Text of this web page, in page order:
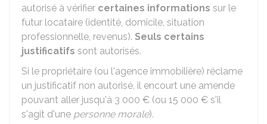
autorisé à vérifier certaines informations sur le
futur locataire (identité, domicile, situation
professionnelle, revenus). Seuls certains
justificatifs sont autorisés.
Si le propriétaire (ou l'agence immobilière) réclame
un justificatif non autorisé, il encourt une amende
pouvant aller jusqu'à 3 000 € (ou 15 000 € s'il
s'agit d'une personne morale).